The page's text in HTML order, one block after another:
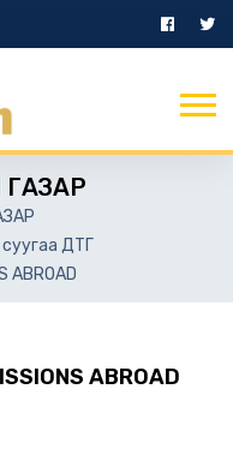
ГАЗАР
ДТГ
ABROAD
ABROAD